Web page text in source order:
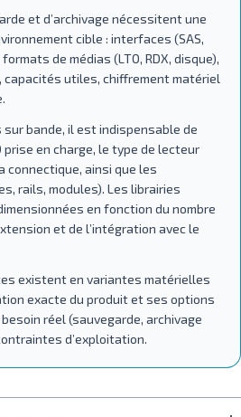
et d’archivage nécessitent une
cible : interfaces (SAS,
de médias (LTO, RDX, disque),
utiles, chiffrement matériel
bande, il est indispensable de
prise en charge, le type de lecteur
connectique, ainsi que les
rails, modules). Les librairies
en fonction du nombre
et de l’intégration avec le
existent en variantes matérielles
exacte du produit et ses options
réel (sauvegarde, archivage
d’exploitation.